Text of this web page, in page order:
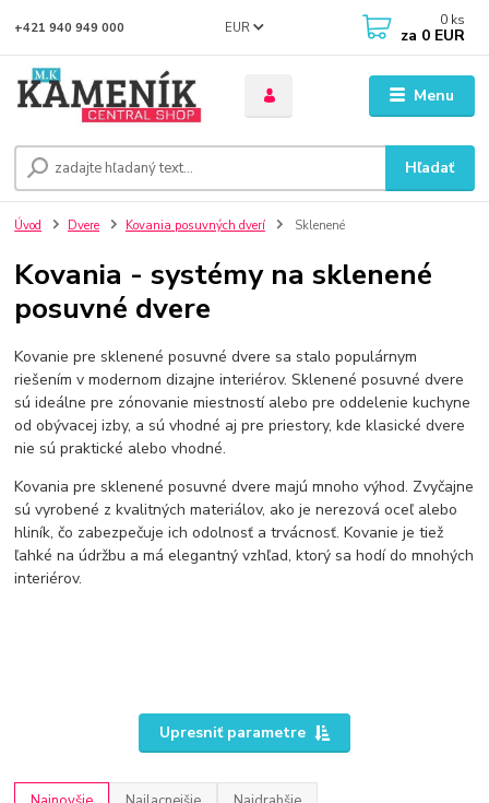
Menu
EUR
Hľadať
+421 940 949 000 0 ks
za 0 EUR
Úvod Dvere Kovania posuvných dverí Sklenené
Kovania - systémy na sklenené
posuvné dvere
Kovanie pre sklenené posuvné dvere sa stalo populárnym
riešením v modernom dizajne interiérov. Sklenené posuvné dvere
sú ideálne pre zónovanie miestností alebo pre oddelenie kuchyne
od obývacej izby, a sú vhodné aj pre priestory, kde klasické dvere
nie sú praktické alebo vhodné.
Kovania pre sklenené posuvné dvere majú mnoho výhod. Zvyčajne
sú vyrobené z kvalitných materiálov, ako je nerezová oceľ alebo
hliník, čo zabezpečuje ich odolnosť a trvácnosť. Kovanie je tiež
ľahké na údržbu a má elegantný vzhľad, ktorý sa hodí do mnohých
interiérov.
Upresniť parametre